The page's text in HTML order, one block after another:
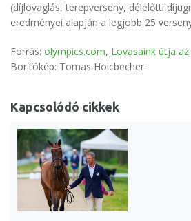
(díjlovaglás, terepverseny, délelőtti
eredményei alapján a legjobb 25
Forrás: olympics.com, Lovasaink útja
Borítókép: Tomas Holcbecher
Kapcsolódó cikkek